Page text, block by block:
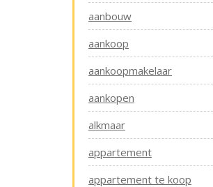
aanbouw
aankoop
aankoopmakelaar
aankopen
alkmaar
appartement
appartement te koop